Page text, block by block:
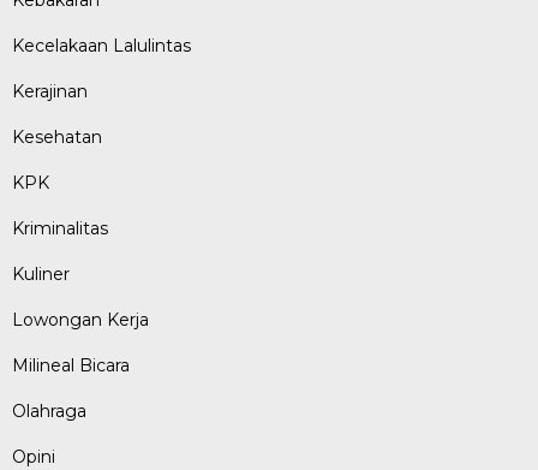
Kecelakaan Lalulintas
Kerajinan
Kesehatan
KPK
Kriminalitas
Kuliner
Lowongan Kerja
Milineal Bicara
Olahraga
Opini